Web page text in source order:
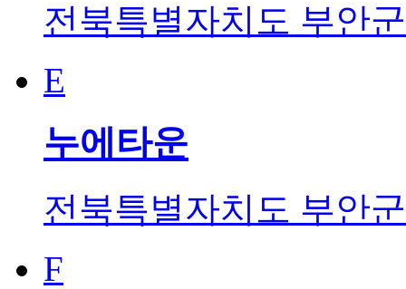
전북특별자치도 부안
E
누에타운
전북특별자치도 부안
F